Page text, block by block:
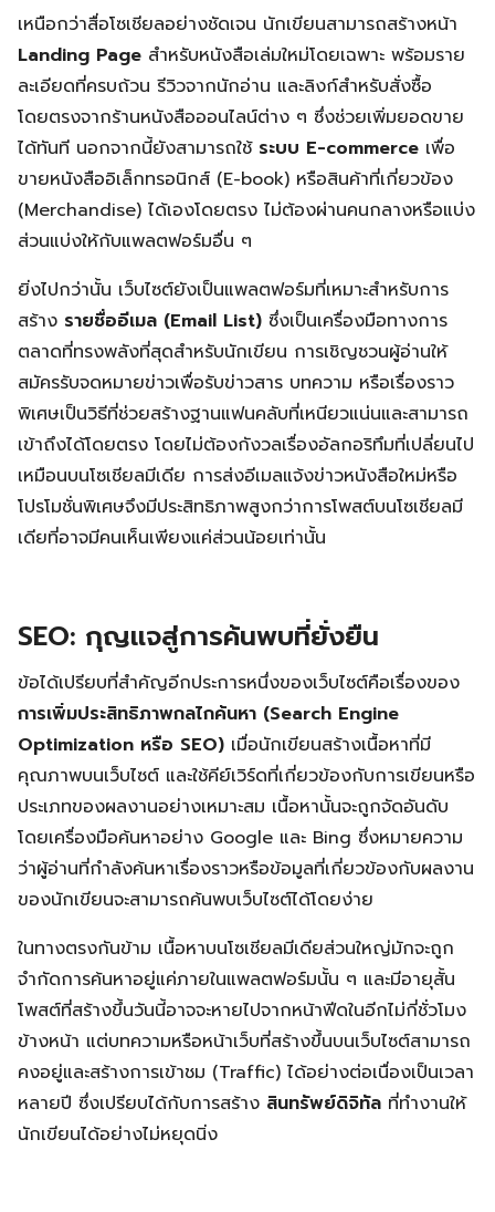
เหนือกว่าสื่อโซเชียลอย่างชัดเจน นักเขียนสามารถสร้างหน้า
Landing Page สำหรับหนังสือเล่มใหม่โดยเฉพาะ พร้อมราย
ละเอียดที่ครบถ้วน รีวิวจากนักอ่าน และลิงก์สำหรับสั่งซื้อ
โดยตรงจากร้านหนังสือออนไลน์ต่าง ๆ ซึ่งช่วยเพิ่มยอดขาย
ได้ทันที นอกจากนี้ยังสามารถใช้ ระบบ E-commerce เพื่อ
ขายหนังสืออิเล็กทรอนิกส์ (E-book) หรือสินค้าที่เกี่ยวข้อง
(Merchandise) ได้เองโดยตรง ไม่ต้องผ่านคนกลางหรือแบ่ง
ส่วนแบ่งให้กับแพลตฟอร์มอื่น ๆ
ยิ่งไปกว่านั้น เว็บไซต์ยังเป็นแพลตฟอร์มที่เหมาะสำหรับการ
สร้าง รายชื่ออีเมล (Email List) ซึ่งเป็นเครื่องมือทางการ
ตลาดที่ทรงพลังที่สุดสำหรับนักเขียน การเชิญชวนผู้อ่านให้
สมัครรับจดหมายข่าวเพื่อรับข่าวสาร บทความ หรือเรื่องราว
พิเศษเป็นวิธีที่ช่วยสร้างฐานแฟนคลับที่เหนียวแน่นและสามารถ
เข้าถึงได้โดยตรง โดยไม่ต้องกังวลเรื่องอัลกอริทึมที่เปลี่ยนไป
เหมือนบนโซเชียลมีเดีย การส่งอีเมลแจ้งข่าวหนังสือใหม่หรือ
โปรโมชั่นพิเศษจึงมีประสิทธิภาพสูงกว่าการโพสต์บนโซเชียลมี
เดียที่อาจมีคนเห็นเพียงแค่ส่วนน้อยเท่านั้น
SEO: กุญแจสู่การค้นพบที่ยั่งยืน
ข้อได้เปรียบที่สำคัญอีกประการหนึ่งของเว็บไซต์คือเรื่องของ
การเพิ่มประสิทธิภาพกลไกค้นหา (Search Engine
Optimization หรือ SEO) เมื่อนักเขียนสร้างเนื้อหาที่มี
คุณภาพบนเว็บไซต์ และใช้คีย์เวิร์ดที่เกี่ยวข้องกับการเขียนหรือ
ประเภทของผลงานอย่างเหมาะสม เนื้อหานั้นจะถูกจัดอันดับ
โดยเครื่องมือค้นหาอย่าง Google และ Bing ซึ่งหมายความ
ว่าผู้อ่านที่กำลังค้นหาเรื่องราวหรือข้อมูลที่เกี่ยวข้องกับผลงาน
ของนักเขียนจะสามารถค้นพบเว็บไซต์ได้โดยง่าย
ในทางตรงกันข้าม เนื้อหาบนโซเชียลมีเดียส่วนใหญ่มักจะถูก
จำกัดการค้นหาอยู่แค่ภายในแพลตฟอร์มนั้น ๆ และมีอายุสั้น
โพสต์ที่สร้างขึ้นวันนี้อาจจะหายไปจากหน้าฟีดในอีกไม่กี่ชั่วโมง
ข้างหน้า แต่บทความหรือหน้าเว็บที่สร้างขึ้นบนเว็บไซต์สามารถ
คงอยู่และสร้างการเข้าชม (Traffic) ได้อย่างต่อเนื่องเป็นเวลา
หลายปี ซึ่งเปรียบได้กับการสร้าง สินทรัพย์ดิจิทัล ที่ทำงานให้
นักเขียนได้อย่างไม่หยุดนิ่ง